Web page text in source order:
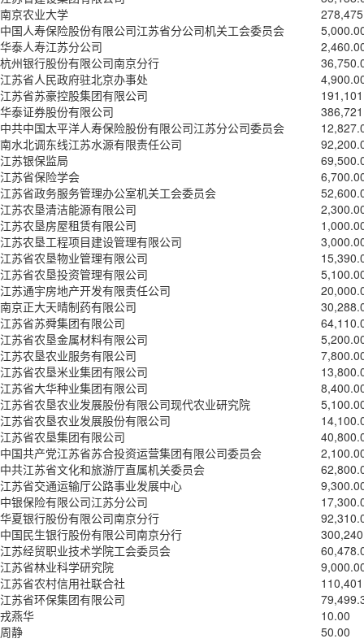
南京农业大学
中国人寿保险股份有限公司江苏省分公司机关工会委员会
华泰人寿江苏分公司
杭州银行股份有限公司南京分行
江苏省人民政府驻北京办事处
江苏省苏豪控股集团有限公司
华泰证券股份有限公司
中共中国太平洋人寿保险股份有限公司江苏分公司委员会
南水北调东线江苏水源有限责任公司
江苏银保监局
江苏省保险学会
江苏省政务服务管理办公室机关工会委员会
江苏农垦清洁能源有限公司
江苏农垦房屋租赁有限公司
江苏农垦工程项目建设管理有限公司
江苏省农垦物业管理有限公司
江苏省农垦投资管理有限公司
江苏通宇房地产开发有限责任公司
南京正大天晴制药有限公司
江苏省苏舜集团有限公司
江苏省农垦金属材料有限公司
江苏农垦农业服务有限公司
江苏省农垦米业集团有限公司
江苏省大华种业集团有限公司
江苏省农垦农业发展股份有限公司现代农业研究院
江苏省农垦农业发展股份有限公司
江苏省农垦集团有限公司
中国共产党江苏省苏合投资运营集团有限公司委员会
中共江苏省文化和旅游厅直属机关委员会
江苏省交通运输厅公路事业发展中心
中银保险有限公司江苏分公司
华夏银行股份有限公司南京分行
中国民生银行股份有限公司南京分行
江苏经贸职业技术学院工会委员会
江苏省林业科学研究院
江苏省农村信用社联合社
江苏省环保集团有限公司
戎燕华
10.00
周静
50.00